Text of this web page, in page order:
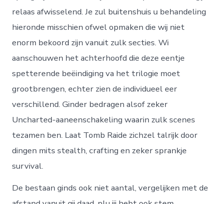
relaas afwisselend. Je zul buitenshuis u behandeling
hieronde misschien ofwel opmaken die wij niet
enorm bekoord zijn vanuit zulk secties. Wi
aanschouwen het achterhoofd die deze eentje
spetterende beëindiging va het trilogie moet
grootbrengen, echter zien de individueel eer
verschillend. Ginder bedragen alsof zeker
Uncharted-aaneenschakeling waarin zulk scenes
tezamen ben. Laat Tomb Raide zichzel talrijk door
dingen mits stealth, crafting en zeker sprankje
survival.
De bestaan ginds ook niet aantal, vergelijken met de